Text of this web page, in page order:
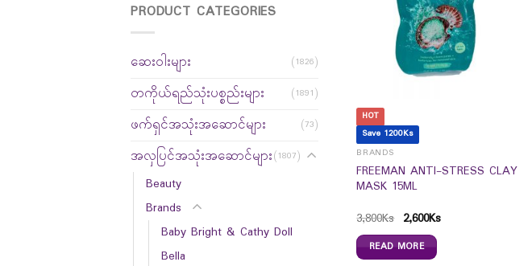
PRODUCT CATEGORIES
ဆေးဝါးများ (1826)
တကိုယ်ရည်သုံးပစ္စည်းများ (1891)
ဖက်ရှင်အသုံးအဆောင်များ (73)
အလှပြင်အသုံးအဆောင်များ(1807)
Beauty
Brands
Baby Bright & Cathy Doll
Bella
HOT
Save 1200Ks
BRANDS
FREEMAN ANTI-STRESS CLAY
MASK 15ML
3,800Ks 2,600Ks
READ MORE